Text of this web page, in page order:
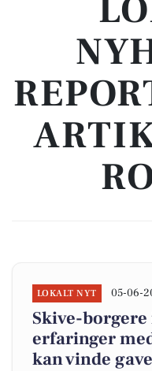
LOKALT NYT 05-06-
Skive-
erfaringer
kan vinde